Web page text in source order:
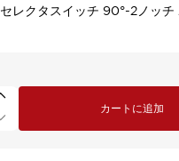
レクタスイッチ 90°-2ノッチ
カートに追加